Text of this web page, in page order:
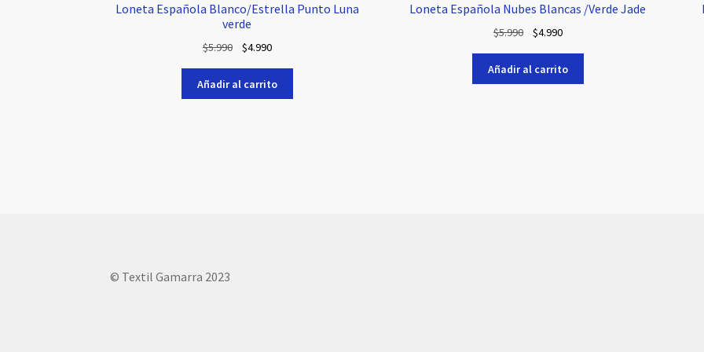
Loneta Española Blanco/Estrella Punto Luna
verde
$5.990
El
original
era:
$4.990El
actual
es:
Añadir al carrito
Loneta Española Nubes Blancas /Verde Jade
$5.990
El
original
era:
$4.990El
actual
es:
Añadir al carrito
© Textil Gamarra 2023